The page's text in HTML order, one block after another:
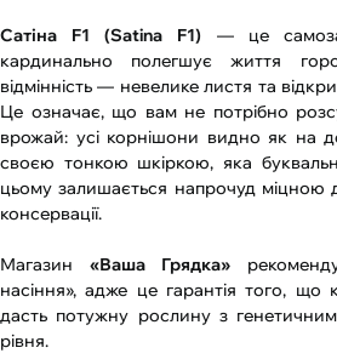
Сатіна F1 (Satina F1) — це
кардинально полегшує життя
відмінність — невелике листя та
Це означає, що вам не потрібно
врожай: усі корнішони видно як на
своєю тонкою шкіркою, яка
цьому залишається напрочуд міцною
консервації.
Магазин «Ваша Грядка»
насіння», адже це гарантія того, що
дасть потужну рослину з генетичним
рівня.